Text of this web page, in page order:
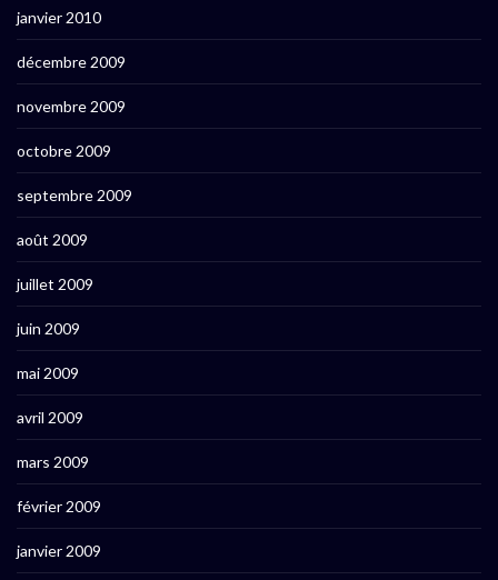
janvier 2010
décembre 2009
novembre 2009
octobre 2009
septembre 2009
août 2009
juillet 2009
juin 2009
mai 2009
avril 2009
mars 2009
février 2009
janvier 2009